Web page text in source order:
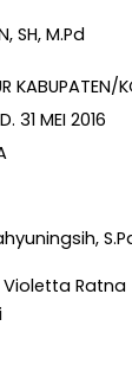
SH, M.Pd
KABUPATEN/
31 MEI 2016
Violetta Ratna